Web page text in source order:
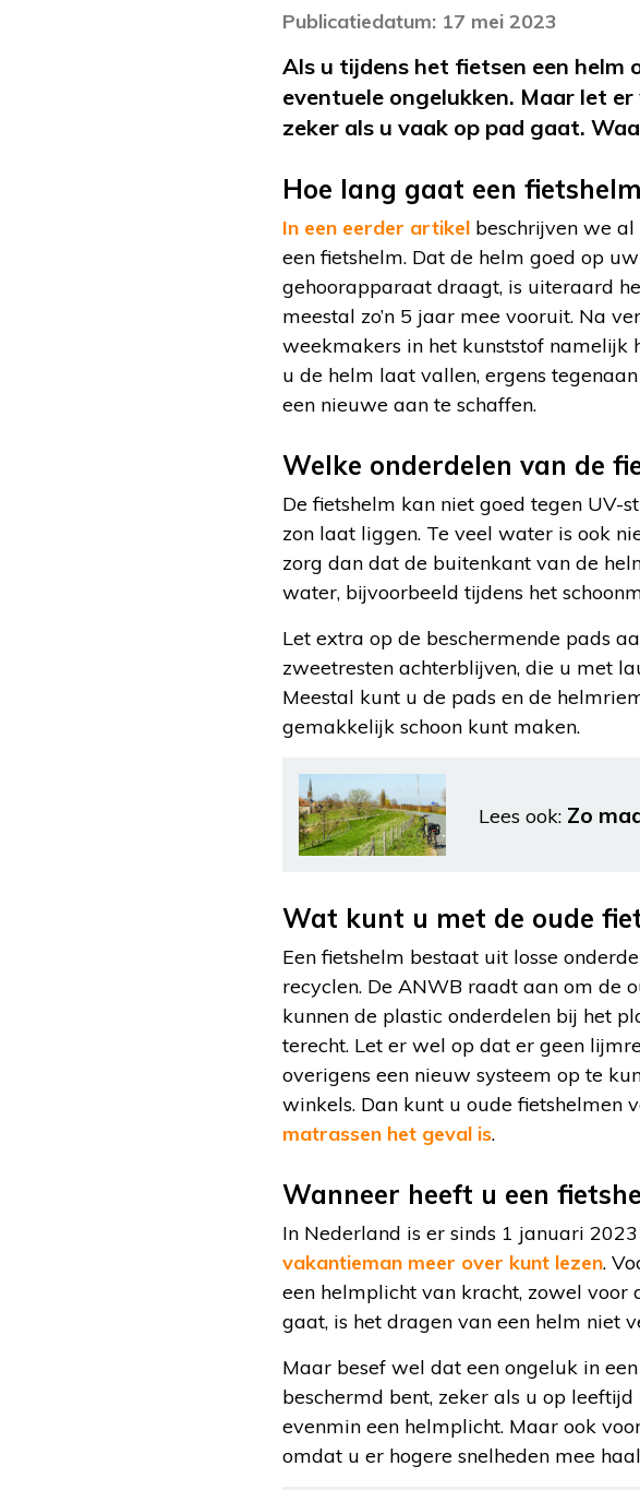
Publicatiedatum: 17 mei 2023
Als u tijdens het fietsen een helm
eventuele ongelukken. Maar let
zeker als u vaak op pad gaat.
Hoe lang gaat een
In een eerder artikel beschrijven we
een fietshelm. Dat de helm goed op
gehoorapparaat draagt, is uiteraard
meestal zo’n 5 jaar mee vooruit. Na
weekmakers in het kunststof namelijk
u de helm laat vallen, ergens
een nieuwe aan te schaffen.
Welke onderdelen van de
De fietshelm kan niet goed tegen UV-
zon laat liggen. Te veel water is ook
zorg dan dat de buitenkant van de
water, bijvoorbeeld tijdens het
Let extra op de beschermende pads
zweetresten achterblijven, die u met
Meestal kunt u de pads en de
gemakkelijk schoon kunt maken.
Lees ook: Zo
Wat kunt u met de oude
Een fietshelm bestaat uit losse
recyclen. De ANWB raadt aan om de
kunnen de plastic onderdelen bij het
terecht. Let er wel op dat er geen
overigens een nieuw systeem op te
winkels. Dan kunt u oude fietshelmen
matrassen het geval is.
Wanneer heeft u een
In Nederland is er sinds 1 januari
vakantieman meer over kunt lezen.
een helmplicht van kracht, zowel voor
gaat, is het dragen van een helm niet
Maar besef wel dat een ongeluk in
beschermd bent, zeker als u op
evenmin een helmplicht. Maar ook
omdat u er hogere snelheden mee